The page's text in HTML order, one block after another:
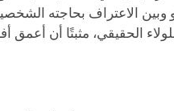
وبين الاعتراف بحاجته
الحقيقي، مثبتًا أن أعمق